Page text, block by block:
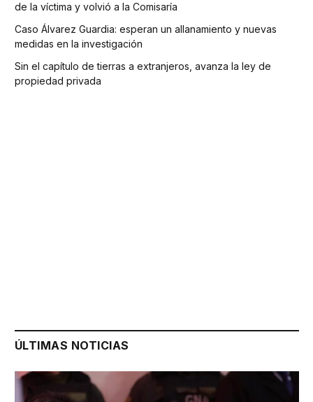
de la víctima y volvió a la Comisaría
Caso Álvarez Guardia: esperan un allanamiento y nuevas
medidas en la investigación
Sin el capítulo de tierras a extranjeros, avanza la ley de
propiedad privada
ÚLTIMAS NOTICIAS